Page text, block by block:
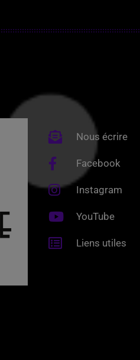
Nous écrire
Facebook
Instagram
YouTube
Liens utiles